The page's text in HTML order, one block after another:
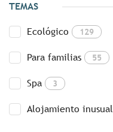
TEMAS
Ecológico 129
Para familias 55
Spa 3
Alojamiento inusual